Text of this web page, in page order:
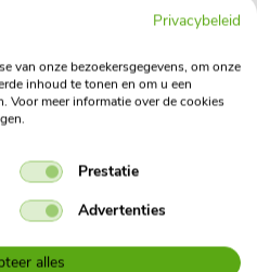
bijvoorbeeld over
Bezoek dan de
Privacybeleid
van onze bezoekersgegevens, om onze
inhoud te tonen en om u een
Voor meer informatie over de cookies
Prestatie
Advertenties
alles